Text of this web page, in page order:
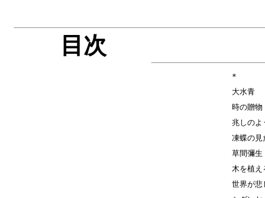
目次
*
大水青
時の贈物
兆しのよ
凍蝶の
草間彌生
木を植え
世界が悲